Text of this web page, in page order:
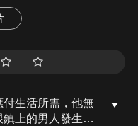
生活所需，他無
上的男人發生關